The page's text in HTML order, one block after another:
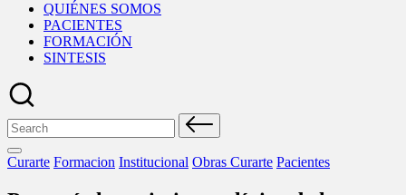
QUIÉNES SOMOS
PACIENTES
FORMACIÓN
SINTESIS
Search
for:
Posted
Curarte Formacion Institucional Obras Curarte Pacientes